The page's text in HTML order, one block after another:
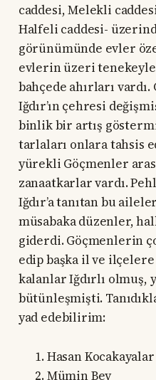
caddesi, Melekli
Halfeli caddesi-
görünümünde evler
evlerin üzeri tenekeyle
bahçede ahırları
Iğdır’ın çehresi
binlik bir artış
tarlaları onlara tahsis
yürekli Göçmenler
zanaatkarlar vardı.
Iğdır’a tanıtan bu
müsabaka düzenler,
giderdi. Göçmenlerin
edip başka il ve
kalanlar Iğdırlı olmuş,
bütünleşmişti.
yad edebilirim:
Hasan Kocakayalar
Mümin Bey